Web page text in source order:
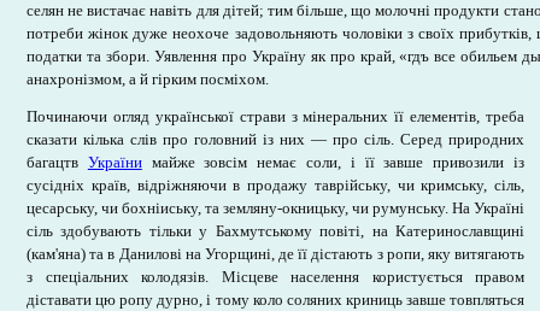
селян не вистачає навіть для дітей; тим більше, що молочні продукти
потреби жінок дуже неохоче задовольняють чоловіки з своїх
податки та збори. Уявлення про Україну як про край, «гдъ все обильем
анахронізмом, а й гірким посміхом.
Починаючи огляд української страви з мінеральних її елементів, треба
сказати кілька слів про головний із них — про сіль. Серед природних
багацтв Українимайже зовсім немає соли, і її завше привозили із
сусідніх країв, відріжняючи в продажу таврійську, чи кримську, сіль,
цесарську, чи бохніиську, та земляну-окницьку, чи румунську. На Україні
сіль здобувають тільки у Бахмутському повіті, на Катеринославщині
(кам'яна) та в Данилові на Угорщині, де її дістають з ропи, яку витягають
з спеціальних колодязів. Місцеве населення користується правом
діставати цю ропу дурно, і тому коло соляних криниць завше товпляться